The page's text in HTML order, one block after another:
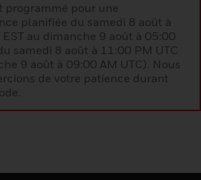
programmé pour une
planifiée du samedi 8 août à
au dimanche 9 août à 05:00
samedi 8 août à 11:00 PM UTC
9 août à 09:00 AM UTC). Nous
de votre patience durant